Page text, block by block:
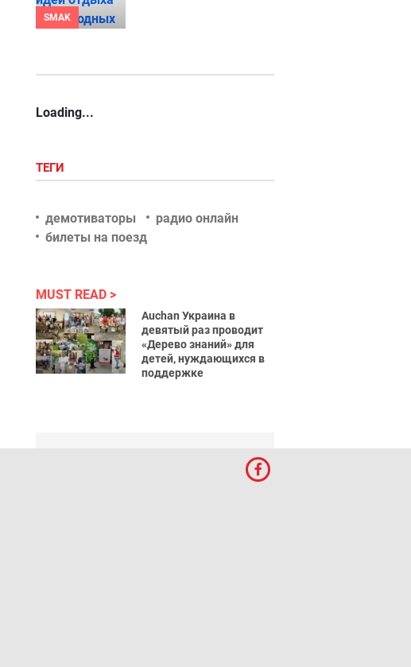
SMAK
Loading...
ТЕГИ
демотиваторы
радио онлайн
билеты на поезд
MUST READ
Auchan Украина в
девятый раз проводит
«Дерево знаний» для
детей, нуждающихся в
поддержке